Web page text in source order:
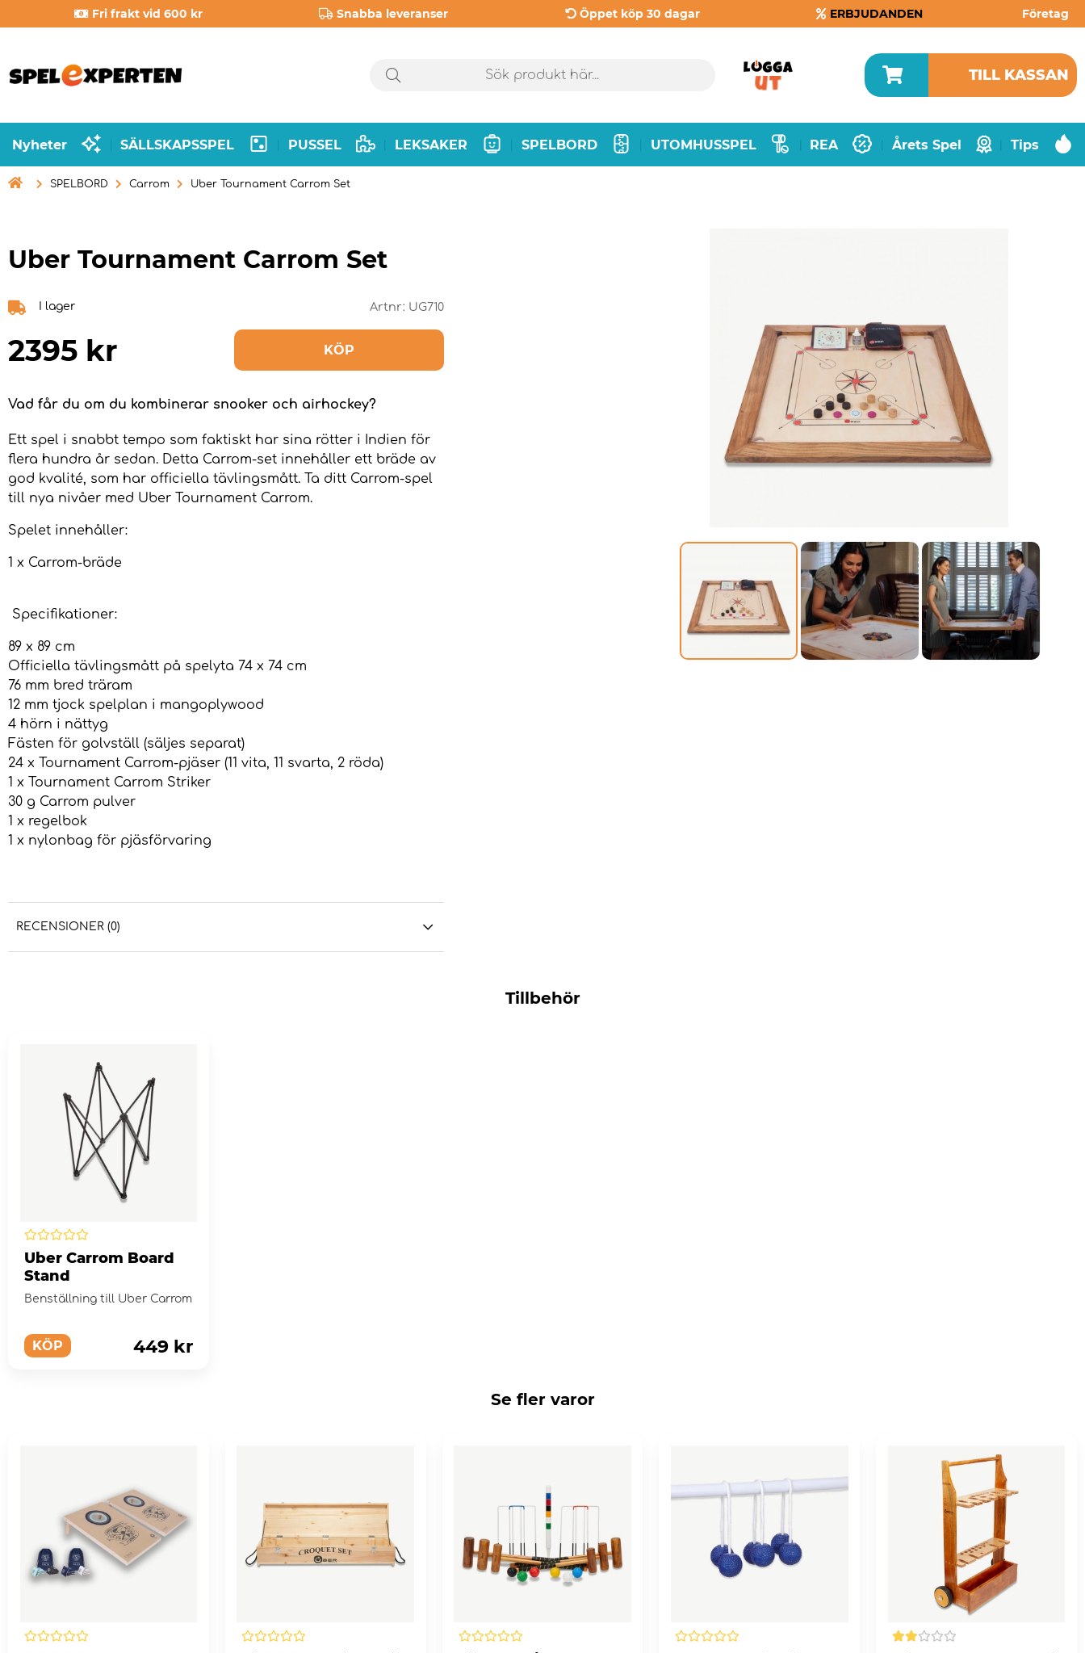
Fri frakt vid 600 kr Snabba leveranser Öppet köp 30 dagar ERBJUDANDEN Företag
TILL KASSAN
Nyheter SÄLLSKAPSSPEL PUSSEL LEKSAKER SPELBORD UTOMHUSSPEL REA Årets Spel Tips
 SPELBORD Carrom Uber Tournament Carrom Set
Uber Tournament Carrom Set
I lager Artnr: UG710
2395 kr KÖP
Vad får du om du kombinerar snooker och airhockey?
Ett spel i snabbt tempo som faktiskt har sina rötter i Indien för
flera hundra år sedan. Detta Carrom-set innehåller ett bräde av
god kvalité, som har officiella tävlingsmått. Ta ditt Carrom-spel
till nya nivåer med Uber Tournament Carrom.
Spelet innehåller:
1 x Carrom-bräde
Specifikationer:
89 x 89 cm
Officiella tävlingsmått på spelyta 74 x 74 cm
76 mm bred träram
12 mm tjock spelplan i mangoplywood
4 hörn i nättyg
Fästen för golvställ (säljes separat)
24 x Tournament Carrom-pjäser (11 vita, 11 svarta, 2 röda)
1 x Tournament Carrom Striker
30 g Carrom pulver
1 x regelbok
1 x nylonbag för pjäsförvaring
RECENSIONER (0)
Tillbehör
Uber Carrom Board
Stand
Benställning till Uber Carrom
KÖP 449 kr
Se fler varor